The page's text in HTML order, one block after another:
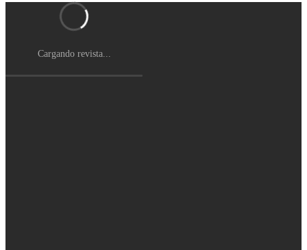
Cargando revista...